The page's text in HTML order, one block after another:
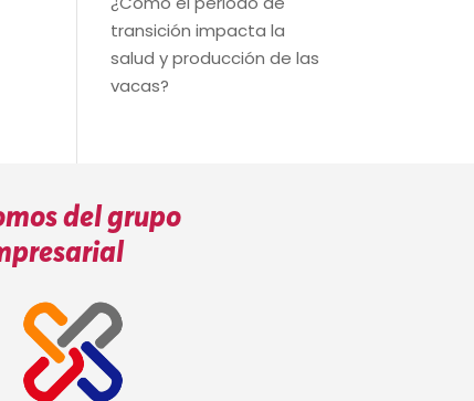
transición impacta la
salud y producción de las
vacas?
del grupo